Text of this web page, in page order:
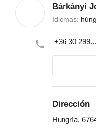
Bárkányi
Idiomas:
+36 30 299...
Dirección
Hungría,